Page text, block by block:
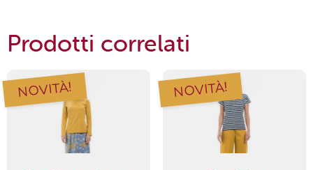
Prodotti correlati
NOVITÀ! NOVITÀ!